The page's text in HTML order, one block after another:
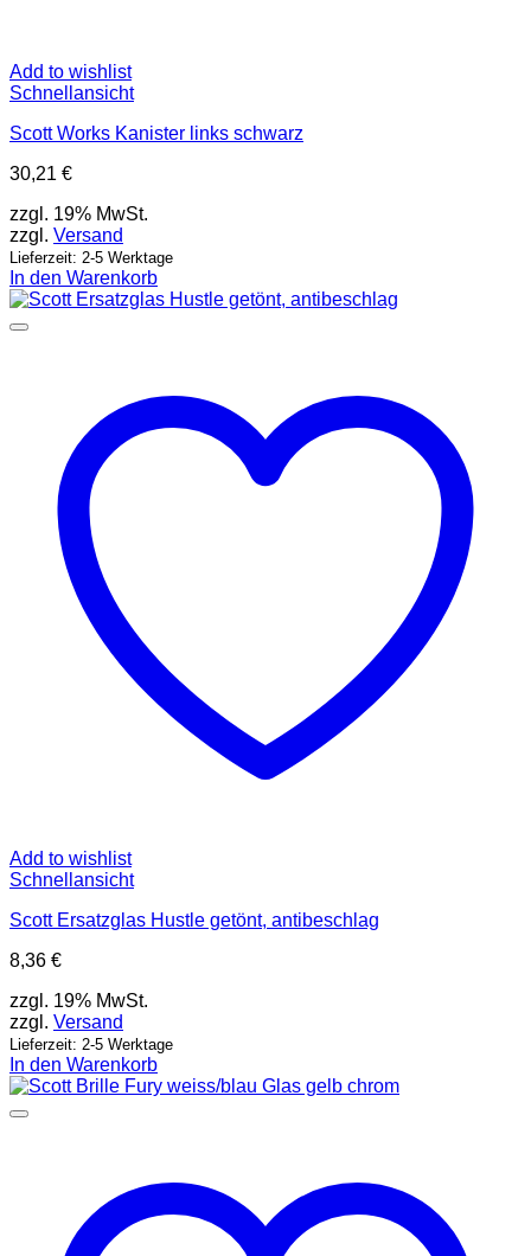
Add to wishlist
Schnellansicht
Scott Works Kanister links schwarz
30,21 €
zzgl. 19% MwSt.
zzgl. Versand
Lieferzeit: 2-5 Werktage
In den Warenkorb
Add to wishlist
Schnellansicht
Scott Ersatzglas Hustle getönt, antibeschlag
8,36 €
zzgl. 19% MwSt.
zzgl. Versand
Lieferzeit: 2-5 Werktage
In den Warenkorb